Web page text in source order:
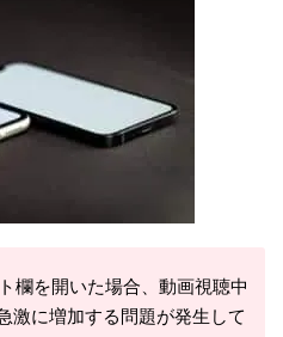
欄を開いた場合、動画視聴中
激に増加する問題が発生して